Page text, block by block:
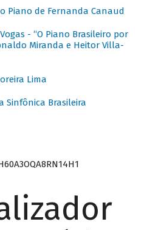
Piano de Fernanda Canaud
- “O Piano Brasileiro por
Miranda e Heitor Villa-
Lima
Sinfônica Brasileira